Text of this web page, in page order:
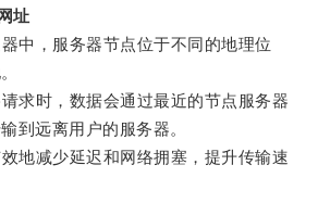
址
，服务器节点位于不同的地理位
时，数据会通过最近的节点服务器
到远离用户的服务器。
减少延迟和网络拥塞，提升传输速